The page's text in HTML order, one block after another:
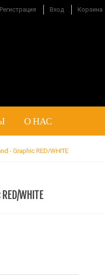
Регистрация Вход Корзина
О НАС
- Graphic RED/WHITE
WHITE